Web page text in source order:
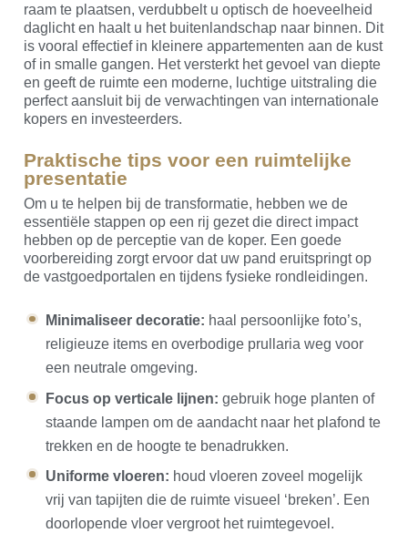
raam te plaatsen, verdubbelt u optisch de hoeveelheid
daglicht en haalt u het buitenlandschap naar binnen. Dit
is vooral effectief in kleinere appartementen aan de kust
of in smalle gangen. Het versterkt het gevoel van diepte
en geeft de ruimte een moderne, luchtige uitstraling die
perfect aansluit bij de verwachtingen van internationale
kopers en investeerders.
Praktische tips voor een ruimtelijke
presentatie
Om u te helpen bij de transformatie, hebben we de
essentiële stappen op een rij gezet die direct impact
hebben op de perceptie van de koper. Een goede
voorbereiding zorgt ervoor dat uw pand eruitspringt op
de vastgoedportalen en tijdens fysieke rondleidingen.
Minimaliseer decoratie: haal persoonlijke foto’s,
religieuze items en overbodige prullaria weg voor
een neutrale omgeving.
Focus op verticale lijnen: gebruik hoge planten of
staande lampen om de aandacht naar het plafond te
trekken en de hoogte te benadrukken.
Uniforme vloeren: houd vloeren zoveel mogelijk
vrij van tapijten die de ruimte visueel ‘breken’. Een
doorlopende vloer vergroot het ruimtegevoel.